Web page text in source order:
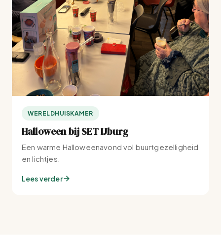
WERELDHUISKAMER
Halloween bij SET IJburg
Een warme Halloweenavond vol buurtgezelligheid
en lichtjes.
Lees verder